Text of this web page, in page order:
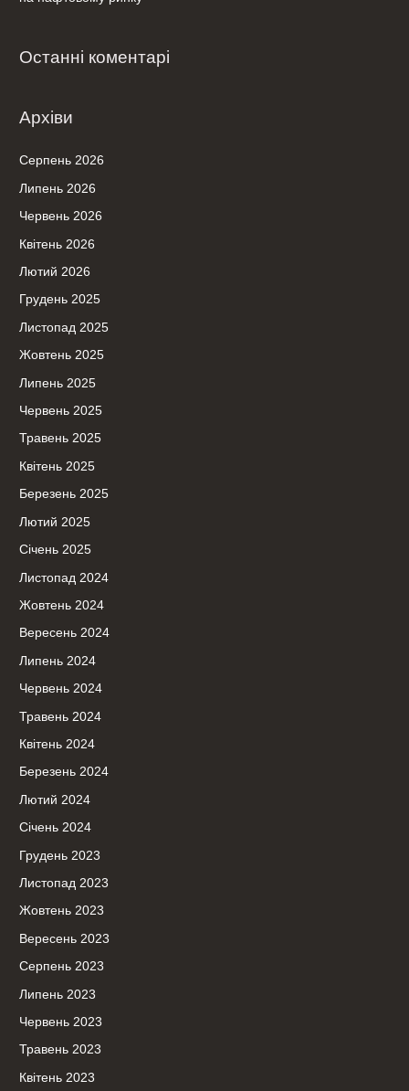
Останні коментарі
Архіви
Серпень 2026
Липень 2026
Червень 2026
Квітень 2026
Лютий 2026
Грудень 2025
Листопад 2025
Жовтень 2025
Липень 2025
Червень 2025
Травень 2025
Квітень 2025
Березень 2025
Лютий 2025
Січень 2025
Листопад 2024
Жовтень 2024
Вересень 2024
Липень 2024
Червень 2024
Травень 2024
Квітень 2024
Березень 2024
Лютий 2024
Січень 2024
Грудень 2023
Листопад 2023
Жовтень 2023
Вересень 2023
Серпень 2023
Липень 2023
Червень 2023
Травень 2023
Квітень 2023